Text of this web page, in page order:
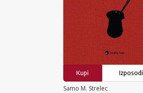
Kupi
Izposodi
Samo M. Strelec